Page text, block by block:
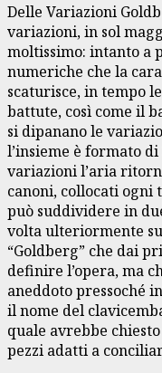
Delle Variazioni
variazioni, in sol
moltissimo: intanto a
numeriche che la
scaturisce, in tempo
battute, così come il
si dipanano le
l’insieme è formato
variazioni l’aria
canoni, collocati ogni
può suddividere in
volta ulteriormente
“Goldberg” che dai
definire l’opera, ma
aneddoto pressoché
il nome del
quale avrebbe
pezzi adatti a